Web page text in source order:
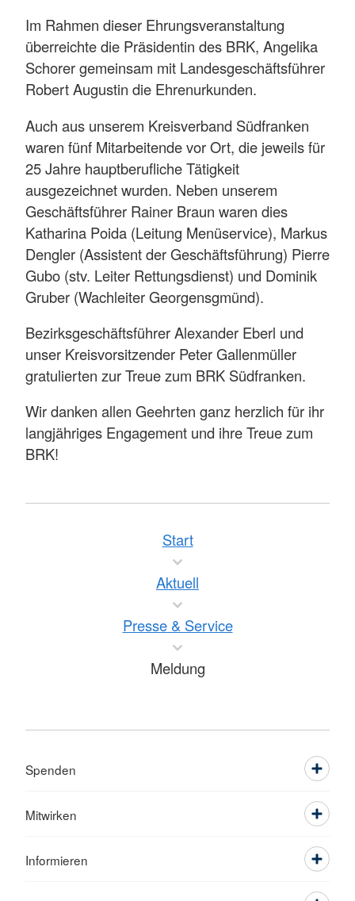
Im Rahmen dieser Ehrungsveranstaltung
überreichte die Präsidentin des BRK, Angelika
Schorer gemeinsam mit Landesgeschäftsführer
Robert Augustin die Ehrenurkunden.
Auch aus unserem Kreisverband Südfranken
waren fünf Mitarbeitende vor Ort, die jeweils für
25 Jahre hauptberufliche Tätigkeit
ausgezeichnet wurden. Neben unserem
Geschäftsführer Rainer Braun waren dies
Katharina Poida (Leitung Menüservice), Markus
Dengler (Assistent der Geschäftsführung) Pierre
Gubo (stv. Leiter Rettungsdienst) und Dominik
Gruber (Wachleiter Georgensgmünd).
Bezirksgeschäftsführer Alexander Eberl und
unser Kreisvorsitzender Peter Gallenmüller
gratulierten zur Treue zum BRK Südfranken.
Wir danken allen Geehrten ganz herzlich für ihr
langjähriges Engagement und ihre Treue zum
BRK!
Start
Aktuell
Presse & Service
Meldung
Spenden
Mitwirken
Informieren